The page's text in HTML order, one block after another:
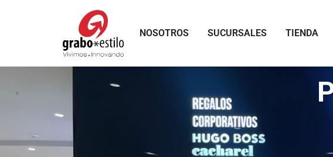
NOSOTROS SUCURSALES TIENDA